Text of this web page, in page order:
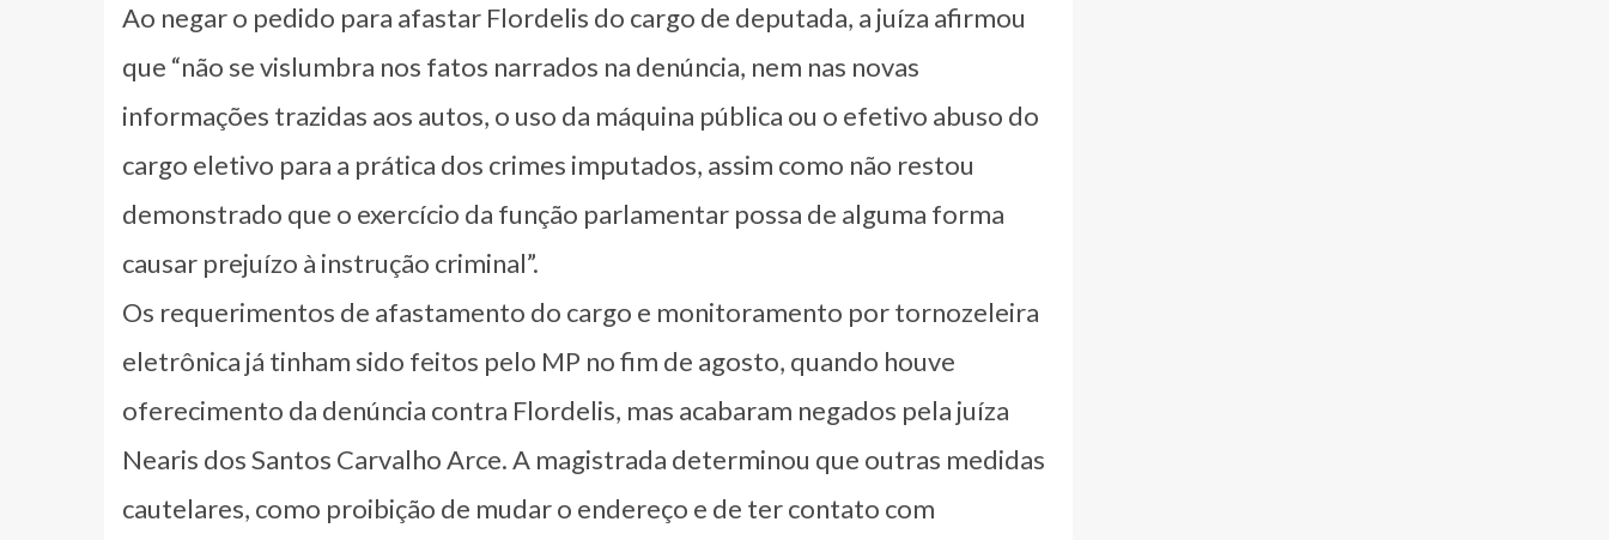
Ao negar o pedido para afastar Flordelis do cargo de deputada, a juíza afirmou
que “não se vislumbra nos fatos narrados na denúncia, nem nas novas
informações trazidas aos autos, o uso da máquina pública ou o efetivo abuso do
cargo eletivo para a prática dos crimes imputados, assim como não restou
demonstrado que o exercício da função parlamentar possa de alguma forma
causar prejuízo à instrução criminal”.
Os requerimentos de afastamento do cargo e monitoramento por tornozeleira
eletrônica já tinham sido feitos pelo MP no fim de agosto, quando houve
oferecimento da denúncia contra Flordelis, mas acabaram negados pela juíza
Nearis dos Santos Carvalho Arce. A magistrada determinou que outras medidas
cautelares, como proibição de mudar o endereço e de ter contato com